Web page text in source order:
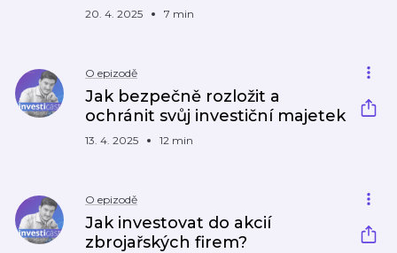
20. 4. 2025 7 min
O epizodě
Jak bezpečně rozložit a
ochránit svůj investiční majetek
13. 4. 2025 12 min
O epizodě
Jak investovat do akcií
zbrojařských firem?